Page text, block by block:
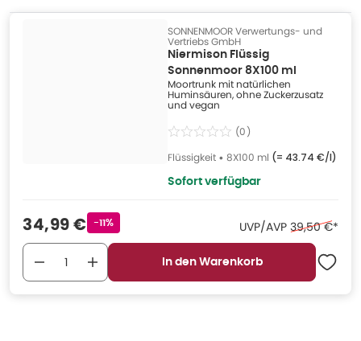
SONNENMOOR Verwertungs- und
Vertriebs GmbH
Niermison Flüssig
Sonnenmoor 8X100 ml
Moortrunk mit natürlichen
Huminsäuren, ohne Zuckerzusatz
und vegan
(0)
Flüssigkeit • 8X100 ml (= 43.74 €/l)
Sofort verfügbar
Verkaufspreis
34,99 € Rabattstempel
-11% UVP/AVP Ehemaliger
39,50 €*
In den Warenkorb